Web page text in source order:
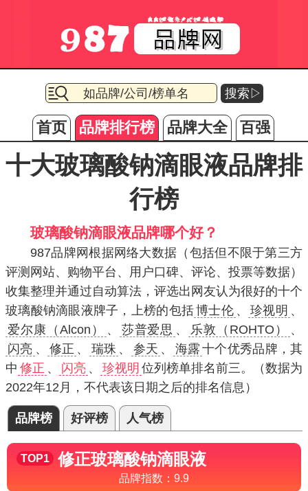
搜索▷
首页 品牌排行榜 品牌大全 百强
十大玻璃酸钠滴眼液品牌排
行榜
玻璃酸钠滴眼液品牌哪个好？
987品牌网根据网络大数据（包括但不限于第三方
评测网站、购物平台、用户口碑、评论、投票等数据）
收集整理并通过自动算法，评选出网友认为很好的十个
玻璃酸钠滴眼液牌子，上榜的包括博士伦 、 珍视明 、
爱尔康（Alcon）
、 莎普爱思 、 乐敦（ROHTO）
、
闪亮 、 修正 、 瑞珠 、 参天 、 海露 十个优秀品牌，其
中 修正 、 闪亮 、 珍视明 位列榜单排名前三。（数据为
2022年12月，不代表该日期之后的排名信息）
品牌榜 好评榜 人气榜
TOP1 修正玻璃酸钠滴眼液
品牌指数： 9.9